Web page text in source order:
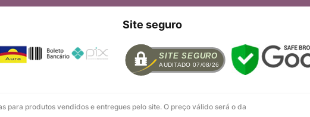
Site seguro
SITE SEGURO
AUDITADO 07/08/26
para produtos vendidos e entregues pelo site. O preço válido será o da